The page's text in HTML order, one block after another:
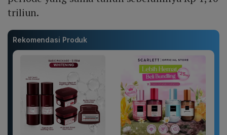
triliun.
Rekomendasi Produk